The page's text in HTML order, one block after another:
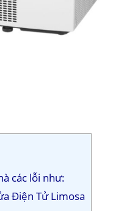
các lỗi như:
Điện Tử Limosa